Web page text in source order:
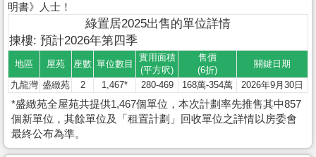
明書》人士！
綠置居2025出售的單位詳情
揀樓: 預計2026年第四季
地區 屋苑 座數 單位數目
實用面積
(平方呎)
售價
(6折)
關鍵日期
九龍灣 盛緻苑 2 1,467* 280-469 168萬-354萬 2026年9月30日
*盛緻苑全屋苑共提供1,467個單位，本次計劃率先推售其中857
個新單位，其餘單位及「租置計劃」回收單位之詳情以房委會
最終公布為準。